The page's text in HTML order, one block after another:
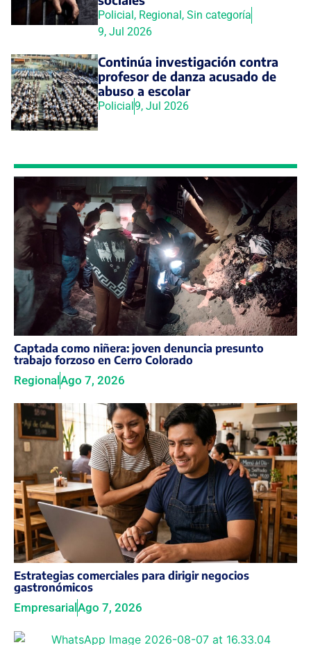
Policial, Regional, Sin categoría
9, Jul 2026
Continúa investigación contra
profesor de danza acusado de
abuso a escolar
Policial9, Jul 2026
Captada como niñera: joven denuncia presunto
trabajo forzoso en Cerro Colorado
Regional Ago 7, 2026
Estrategias comerciales para dirigir negocios
gastronómicos
EmpresarialAgo 7, 2026